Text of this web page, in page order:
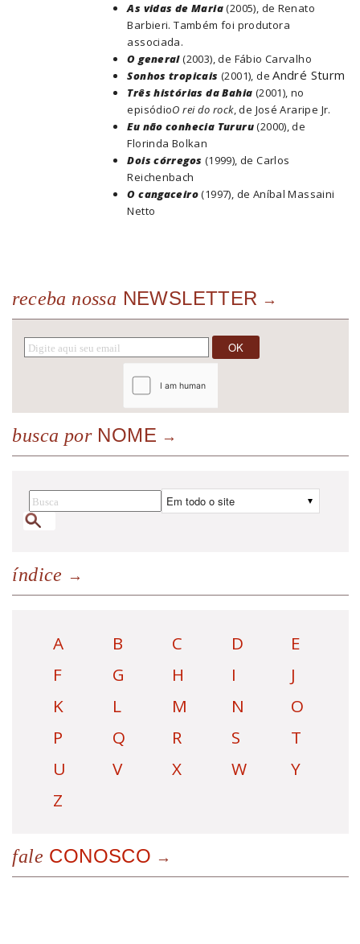
As vidas de Maria(2005), de Renato
Barbieri. Também foi produtora
associada.
O general(2003), de Fábio Carvalho
Sonhos tropicais (2001), deAndré Sturm
Três histórias da Bahia (2001), no
episódioO rei do rock, de José Araripe Jr.
Eu não conhecia Tururu(2000), de
Florinda Bolkan
Dois córregos (1999), de Carlos
Reichenbach
O cangaceiro(1997), de Aníbal Massaini
Netto
receba nossa NEWSLETTER
busca porNOME
índice
A B C D
E
F
G H I
J
K
L M N
O
P
Q R S
T
U
V X W
Y
Z
fale CONOSCO